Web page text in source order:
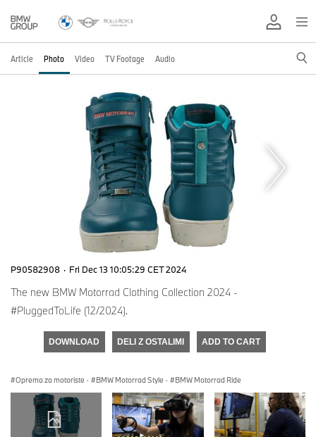
Article Photo Video TV Footage Audio
P90582908 · Fri Dec 13 10:05:29 CET 2024
The new BMW Motorrad Clothing Collection 2024 -
#PluggedToLife (12/2024).
DOWNLOAD DELI Z OSTALIMI ADD TO CART
Oprema za motoriste · BMW Motorrad Style · BMW Motorrad Ride